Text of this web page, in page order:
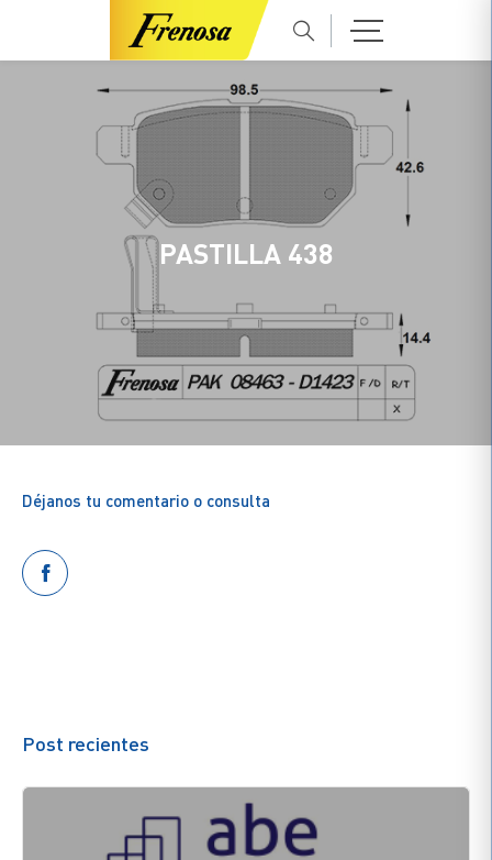
PASTILLA 438
Déjanos tu comentario o consulta
Post recientes